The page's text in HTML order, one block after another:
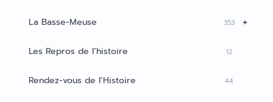
+
La Basse-Meuse 353
Les Repros de l’histoire 12
Rendez-vous de l’Histoire 44